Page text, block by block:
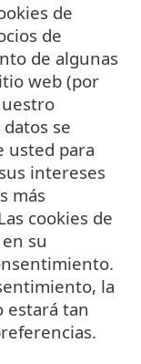
de
de
de algunas
web (por
se
usted para
intereses
más
cookies de
su
la
estará tan